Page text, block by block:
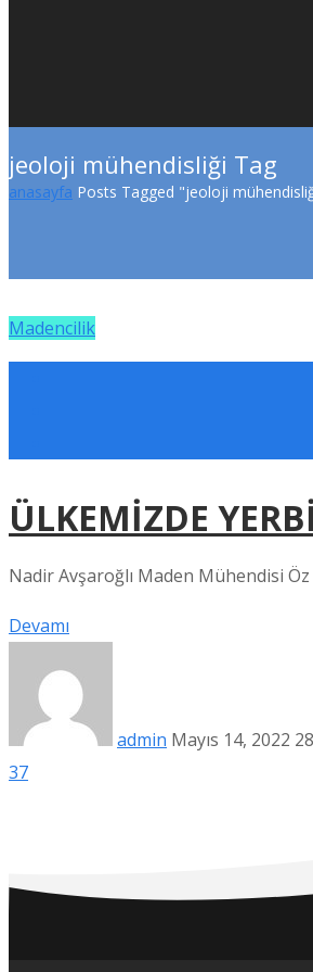
jeoloji mühendisliği Tag
anasayfa Posts Tagged "jeoloji
Madencilik
ÜLKEMİZDE
Nadir Avşaroğlı Maden Mühendisi
Devamı
admin Mayıs 14, 2022
37